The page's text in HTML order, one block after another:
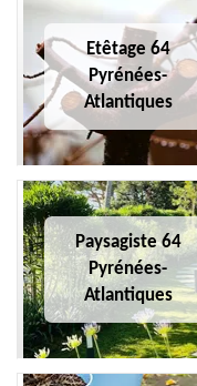
Etêtage 64
Pyrénées-
Atlantiques
Paysagiste 64
Pyrénées-
Atlantiques